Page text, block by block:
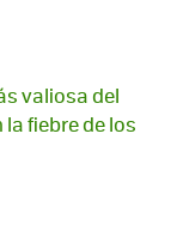
valiosa del
fiebre de los